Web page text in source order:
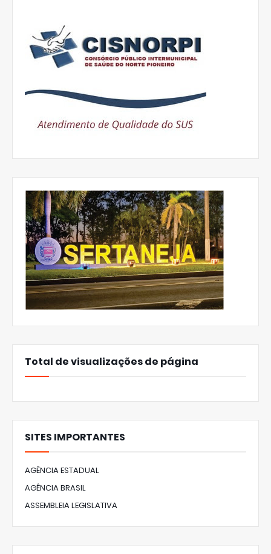
Total de visualizações de página
SITES IMPORTANTES
AGÊNCIA ESTADUAL
AGÊNCIA BRASIL
ASSEMBLEIA LEGISLATIVA